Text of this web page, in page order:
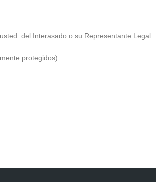
del Interasado o su Representante Legal
protegidos):